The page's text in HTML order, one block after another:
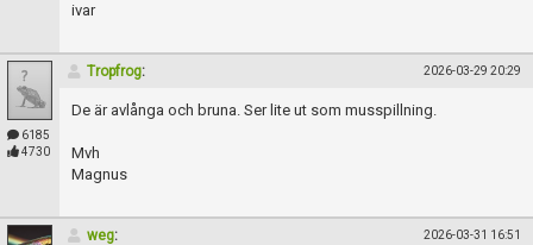
ivar
6185
4730
Tropfrog: 2026-03-29 20:29
De är avlånga och bruna. Ser lite ut som musspillning.
Mvh
Magnus
weg: 2026-03-31 16:51
Terms of Service
Skapa konto